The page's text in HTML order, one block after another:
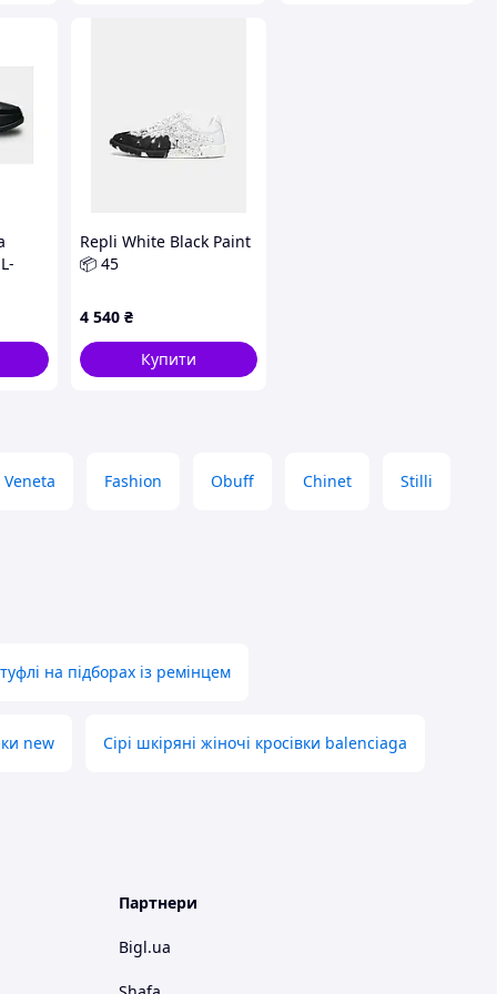
Repli White Black Paint
📦 45
4 540 ₴
Купити
Fashion Obuff Chinet Stilli
на підборах із ремінцем
new Сірі шкіряні жіночі кросівки balenciaga
Партнери
Bigl.ua